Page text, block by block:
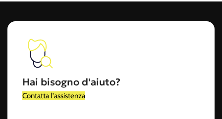
Hai bisogno d'aiuto?
Contatta l'assistenza